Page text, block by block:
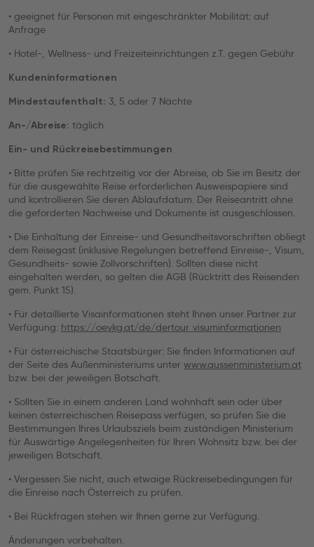
• geeignet für Personen mit eingeschränkter Mobilität: auf
Anfrage
• Hotel-, Wellness- und Freizeiteinrichtungen z.T. gegen Gebühr
Kundeninformationen
Mindestaufenthalt: 3, 5 oder 7 Nächte
An-/Abreise: täglich
Ein- und Rückreisebestimmungen
• Bitte prüfen Sie rechtzeitig vor der Abreise, ob Sie im Besitz der
für die ausgewählte Reise erforderlichen Ausweispapiere sind
und kontrollieren Sie deren Ablaufdatum. Der Reiseantritt ohne
die geforderten Nachweise und Dokumente ist ausgeschlossen.
• Die Einhaltung der Einreise- und Gesundheitsvorschriften obliegt
dem Reisegast (inklusive Regelungen betreffend Einreise-, Visum,
Gesundheits- sowie Zollvorschriften). Sollten diese nicht
eingehalten werden, so gelten die AGB (Rücktritt des Reisenden
gem. Punkt 15).
• Für detaillierte Visainformationen steht Ihnen unser Partner zur
Verfügung: https://oevkg.at/de/dertour_visuminformationen
• Für österreichische Staatsbürger: Sie finden Informationen auf
der Seite des Außenministeriums unter www.aussenministerium.at
bzw. bei der jeweiligen Botschaft.
• Sollten Sie in einem anderen Land wohnhaft sein oder über
keinen österreichischen Reisepass verfügen, so prüfen Sie die
Bestimmungen Ihres Urlaubsziels beim zuständigen Ministerium
für Auswärtige Angelegenheiten für Ihren Wohnsitz bzw. bei der
jeweiligen Botschaft.
• Vergessen Sie nicht, auch etwaige Rückreisebedingungen für
die Einreise nach Österreich zu prüfen.
• Bei Rückfragen stehen wir Ihnen gerne zur Verfügung.
Änderungen vorbehalten.